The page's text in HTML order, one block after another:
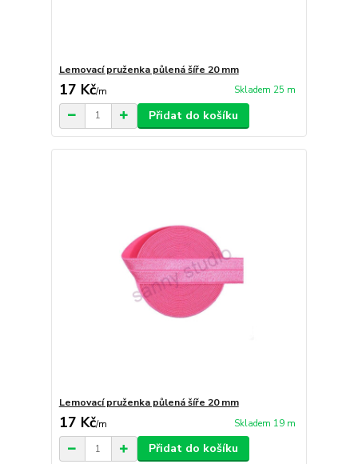
Lemovací pruženka půlená šíře 20 mm
17 Kč/m Skladem 25 m
Přidat do košíku
Lemovací pruženka půlená šíře 20 mm
17 Kč/m Skladem 19 m
Přidat do košíku